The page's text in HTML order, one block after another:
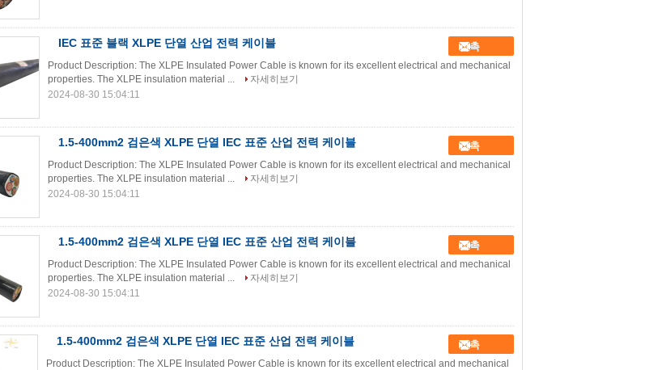
IEC 표준 블랙 XLPE 단열 산업 전력 케이블 접촉
Product Description: The XLPE Insulated Power Cable is known for its excellent electrical and mechanical
properties. The XLPE insulation material ...
자세히보기
2024-08-30 15:04:11
1.5-400mm2 검은색 XLPE 단열 IEC 표준 산업 전력 케이블 접촉
Product Description: The XLPE Insulated Power Cable is known for its excellent electrical and mechanical
properties. The XLPE insulation material ...
자세히보기
2024-08-30 15:04:11
1.5-400mm2 검은색 XLPE 단열 IEC 표준 산업 전력 케이블 접촉
Product Description: The XLPE Insulated Power Cable is known for its excellent electrical and mechanical
properties. The XLPE insulation material ...
자세히보기
2024-08-30 15:04:11
1.5-400mm2 검은색 XLPE 단열 IEC 표준 산업 전력 케이블 접촉
Product Description: The XLPE Insulated Power Cable is known for its excellent electrical and mechanical